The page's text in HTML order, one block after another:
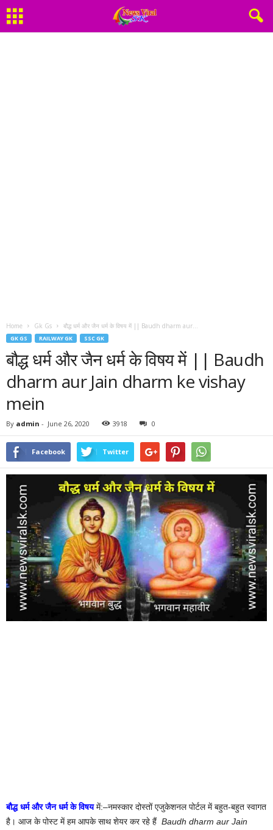
Home Gk Gs बौद्ध धर्म और जैन धर्म के विषय में || Baudh dharm aur...
GK GS RAILWAY GK SSC GK
बौद्ध धर्म और जैन धर्म के विषय में || Baudh
dharm aur Jain dharm ke vishay
mein
By admin - June 26, 2020 3918 0
Facebook Twitter
बौद्ध धर्म और जैन धर्म के विषयमें:–नमस्कार दोस्तों एजुकेशनल पोर्टल में बहुत-बहुत स्वागत
है। आज के पोस्ट में हम आपके साथ शेयर कर रहे हैं Baudh dharm aur Jain